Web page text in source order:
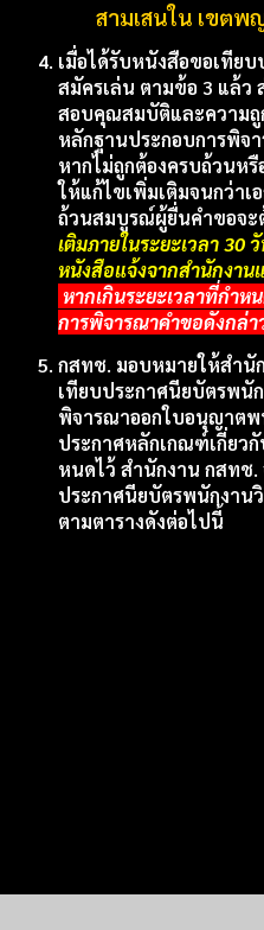
สามเสนใน เขตพ
เมื่อได้รับหนังสือขอเทีย
สมัครเล่น ตามข้อ 3 แล้ว
สอบคุณสมบัติและความถู
หลักฐานประกอบการพิจ
หากไม่ถูกต้องครบถ้วนห
ให้แก้ไขเพิ่มเติมจนกว่าเ
ถ้วนสมบูรณ์ผู้ยื่นคําขอจะ
เติมภายในระยะเวลา 30
หนังสือแจ้งจากสํานักงาน
หากเกินระยะเวลาที่กํา
การพิจารณาคําขอดังกล่า
กสทช. มอบหมายให้สํานั
เทียบประกาศนียบัตรพนั
พิจารณาออกใบอนุญาตพ
ประกาศหลักเกณฑ์เกี่ยว
หนดไว้สํานักงาน กสทช.
ประกาศนียบัตรพนักงาน
ตามตารางดังต่อไปนี้